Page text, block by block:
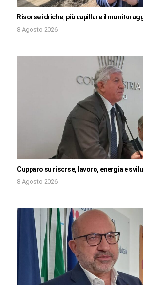
Risorse idriche, più capillare il
8 Agosto 2026
Cupparo su risorse, lavoro, energia e
8 Agosto 2026